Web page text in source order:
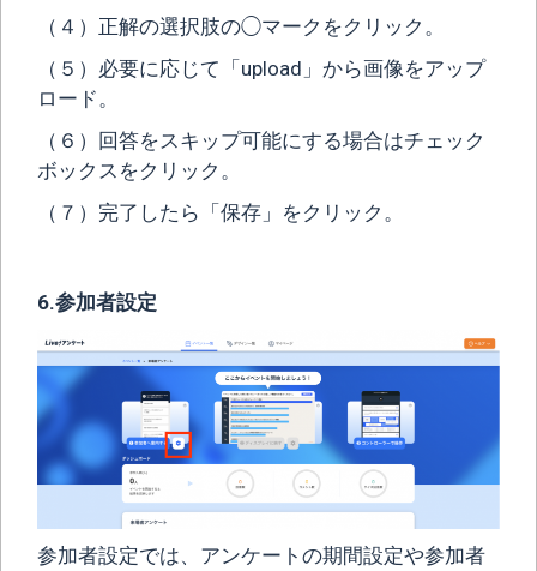
（４）正解の選択肢の◯マークをクリック。
（５）必要に応じて「upload」から画像をアップ
ロード。
（６）回答をスキップ可能にする場合はチェック
ボックスをクリック。
（７）完了したら「保存」をクリック。
6.参加者設定
参加者設定では、アンケートの期間設定や参加者